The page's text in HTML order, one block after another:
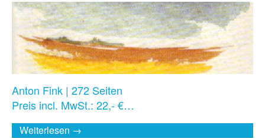
Anton Fink | 272 Seiten
Preis incl. MwSt.: 22,- €…
Weiterlesen →